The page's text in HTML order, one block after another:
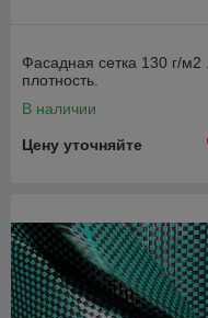
Фасадная сетка 130 г/м2 .
плотность.
В наличии
Цену уточняйте